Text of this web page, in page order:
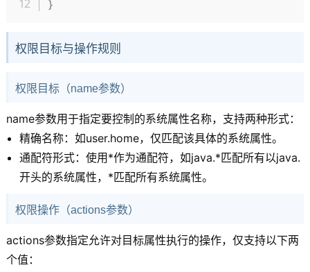
}
权限目标与操作规则
权限目标（name参数）
name参数用于指定要控制的系统属性名称，支持两种形式：
精确名称：如user.home，仅匹配该具体的系统属性。
通配符形式：使用*作为通配符，如java.*匹配所有以java.
开头的系统属性，*匹配所有系统属性。
权限操作（actions参数）
actions参数指定允许对目标属性执行的操作，仅支持以下两
个值：